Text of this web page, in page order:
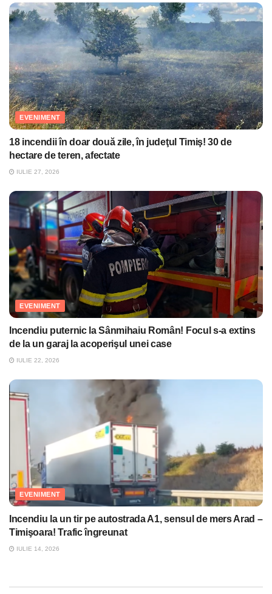
EVENIMENT
18 incendii în doar două zile, în judeţul Timiş! 30 de
hectare de teren, afectate
IULIE 27, 2026
EVENIMENT
Incendiu puternic la Sânmihaiu Român! Focul s-a extins
de la un garaj la acoperişul unei case
IULIE 22, 2026
EVENIMENT
Incendiu la un tir pe autostrada A1, sensul de mers Arad –
Timişoara! Trafic îngreunat
IULIE 14, 2026